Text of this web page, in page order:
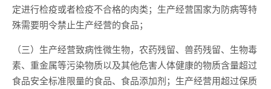
定进行检疫或者检疫不合格的肉类；生产经营国家为防病等特
殊需要明令禁止生产经营的食品；
（三）生产经营致病性微生物，农药残留、兽药残留、生物毒
素、重金属等污染物质以及其他危害人体健康的物质含量超过
食品安全标准限量的食品、食品添加剂；生产经营用超过保质